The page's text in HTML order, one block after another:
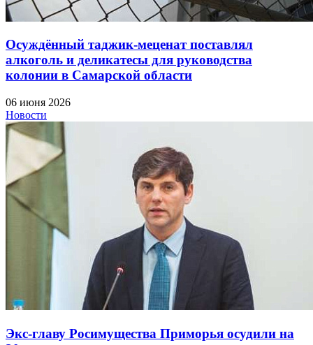
Осуждённый таджик-меценат поставлял
алкоголь и деликатесы для руководства
колонии в Самарской области
06 июня 2026
Новости
Экс-главу Росимущества Приморья осудили на